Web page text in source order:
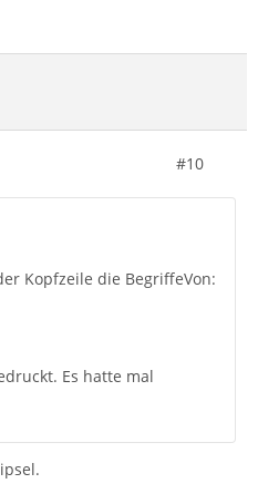
#10
Kopfzeile die BegriffeVon:
Es hatte mal